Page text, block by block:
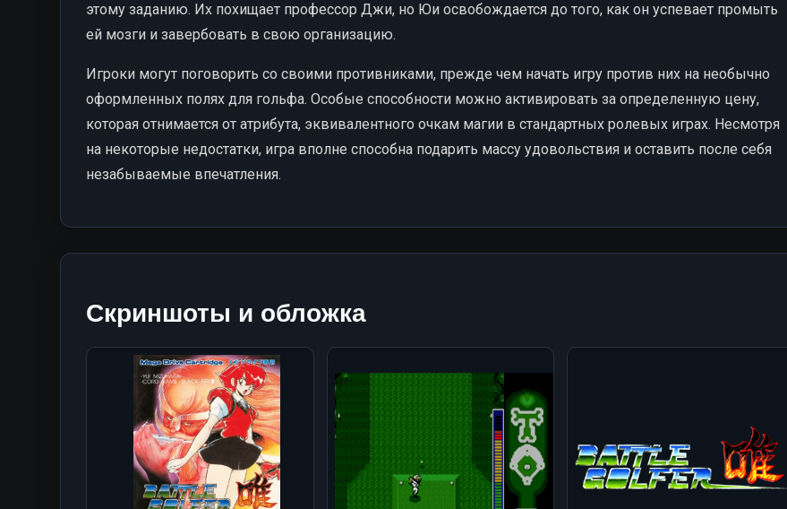
этому заданию. Их похищает профессор Джи, но Юи освобождается до того, как он успевает промыть
ей мозги и завербовать в свою организацию.
Игроки могут поговорить со своими противниками, прежде чем начать игру против них на необычно
оформленных полях для гольфа. Особые способности можно активировать за определенную цену,
которая отнимается от атрибута, эквивалентного очкам магии в стандартных ролевых играх. Несмотря
на некоторые недостатки, игра вполне способна подарить массу удовольствия и оставить после себя
незабываемые впечатления.
Скриншоты и обложка